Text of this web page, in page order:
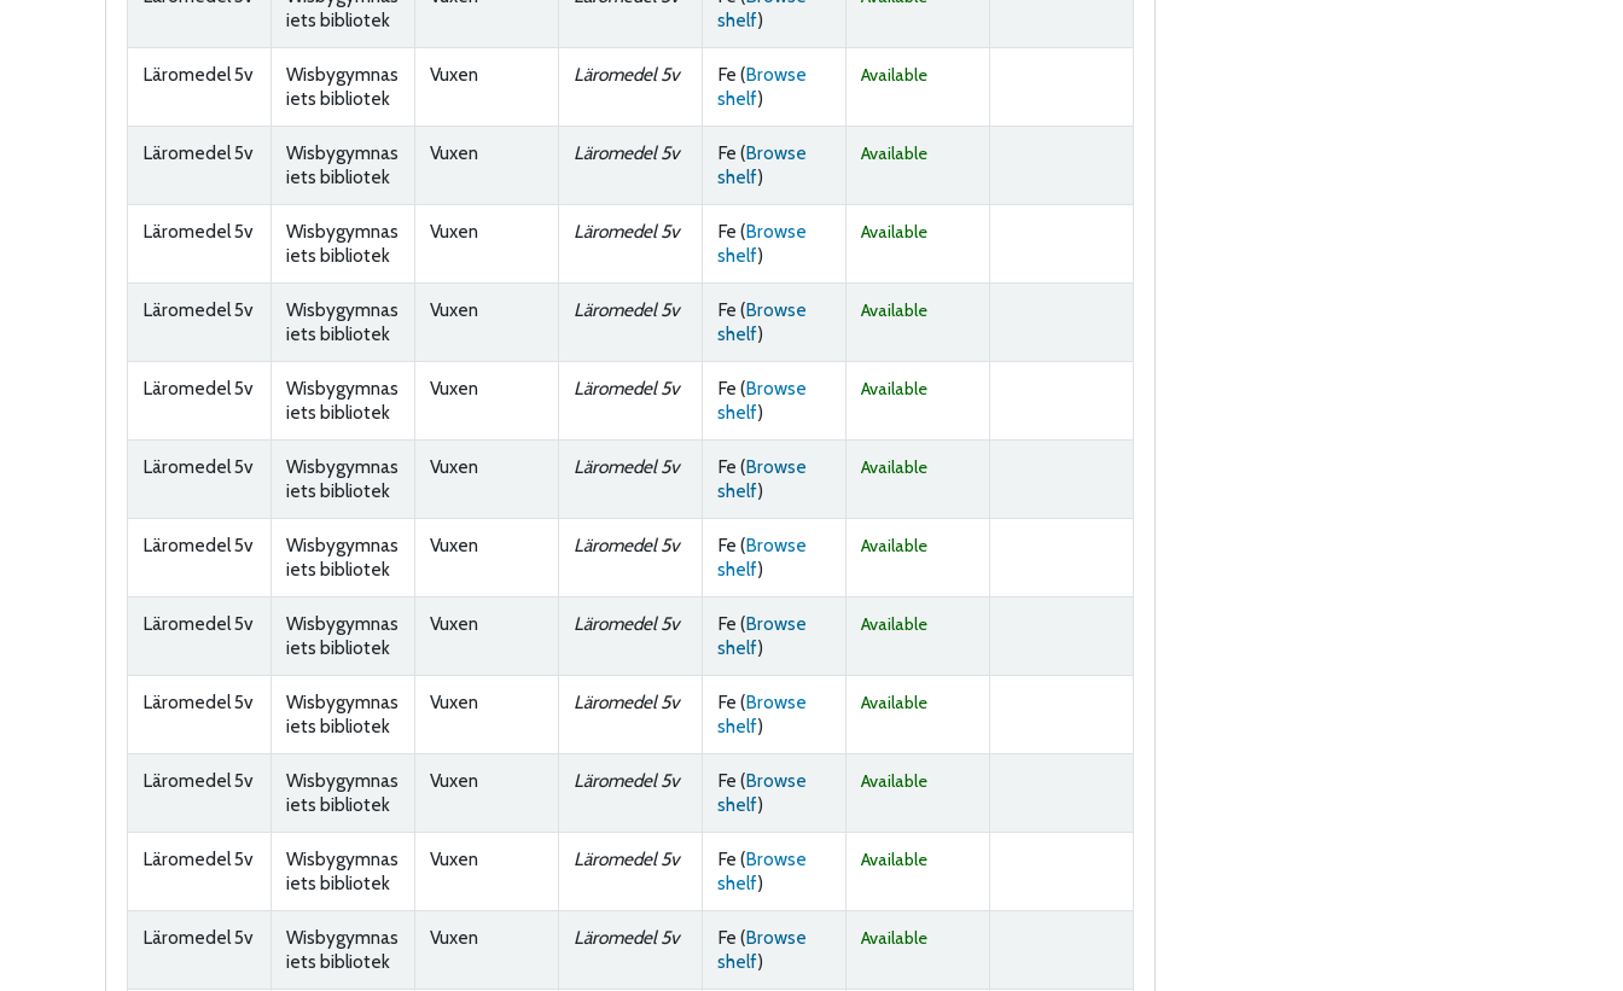
iets bibliotek
shelf(Opens below)
)
Läromedel 5v
Wisbygymnas
iets bibliotek
Vuxen Läromedel 5v Fe (Browse
shelf(Opens below)
)
Available
Läromedel 5v
Wisbygymnas
iets bibliotek
Vuxen Läromedel 5v Fe (Browse
shelf(Opens below)
)
Available
Läromedel 5v
Wisbygymnas
iets bibliotek
Vuxen Läromedel 5v Fe (Browse
shelf(Opens below)
)
Available
Läromedel 5v
Wisbygymnas
iets bibliotek
Vuxen Läromedel 5v Fe (Browse
shelf(Opens below)
)
Available
Läromedel 5v
Wisbygymnas
iets bibliotek
Vuxen Läromedel 5v Fe (Browse
shelf(Opens below)
)
Available
Läromedel 5v
Wisbygymnas
iets bibliotek
Vuxen Läromedel 5v Fe (Browse
shelf(Opens below)
)
Available
Läromedel 5v
Wisbygymnas
iets bibliotek
Vuxen Läromedel 5v Fe (Browse
shelf(Opens below)
)
Available
Läromedel 5v
Wisbygymnas
iets bibliotek
Vuxen Läromedel 5v Fe (Browse
shelf(Opens below)
)
Available
Läromedel 5v
Wisbygymnas
iets bibliotek
Vuxen Läromedel 5v Fe (Browse
shelf(Opens below)
)
Available
Läromedel 5v
Wisbygymnas
iets bibliotek
Vuxen Läromedel 5v Fe (Browse
shelf(Opens below)
)
Available
Läromedel 5v
Wisbygymnas
iets bibliotek
Vuxen Läromedel 5v Fe (Browse
shelf(Opens below)
)
Available
Läromedel 5v
Wisbygymnas
iets bibliotek
Vuxen Läromedel 5v Fe (Browse
shelf(Opens below)
)
Available